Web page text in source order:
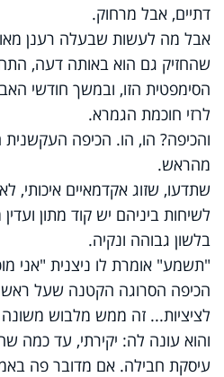
דתיים, אבל מרחוק.
אבל מה לעשות שבעלה רענן
שהחזיק גם הוא באותה דעה,
הסימפטית הזו, ובמשך חודשי
לרזי חוכמת הגמרא.
והכיפה? הו, הו. הכיפה העקשנית
מהראש.
שתדעו, שזוג אקדמאיים איכותי,
לשיחות ביניהם יש קוד מתון
בלשון גבוהה ונקיה.
"תשמע" אומרת לו ניצנית "אני
הכיפה הסרוגה הקטנה שעל
לציציות... זה ממש מלבוש
והוא עונה לה: יקירתי, עד כמה
עיסקת חבילה. אם מדובר פה